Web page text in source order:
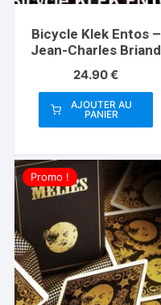
Bicycle Klek Entos –
Jean-Charles Briand
24.90€
AJOUTER AU
PANIER
Promo !